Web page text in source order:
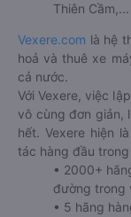
Thiên Cầm,...
Vexere.com là hệ
hoả và thuê xe
cả nước.
Với Vexere, việc
vô cùng đơn giản,
hết. Vexere hiện
tác hàng đầu
• 2000+
đường trong
• 5 hãng